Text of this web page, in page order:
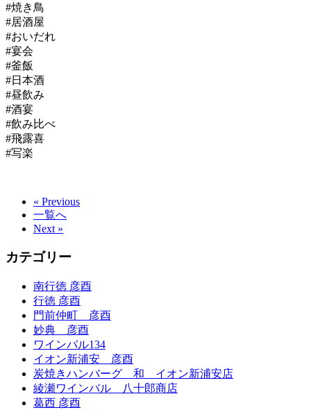
#焼き鳥
#居酒屋
#おいだれ
#宴会
#釜飯
#日本酒
#昼飲み
#酒宴
#飲み比べ
#飛露喜
#写楽
« Previous
一覧へ
Next »
カテゴリー
南行徳 彦酉
行徳 彦酉
門前仲町 彦酉
妙典 彦酉
ワインバル134
イオン新浦安 彦酉
炭焼きハンバーグ 和 イオン新浦安店
綾瀬ワインバル 八十郎商店
葛西 彦酉